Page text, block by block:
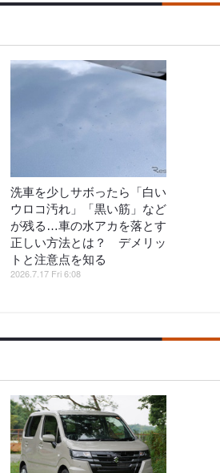
洗車を少しサボったら「白い
ウロコ汚れ」「黒い筋」など
が残る…車の水アカを落とす
正しい方法とは？ デメリッ
トと注意点を知る
2026.7.17 Fri 6:08